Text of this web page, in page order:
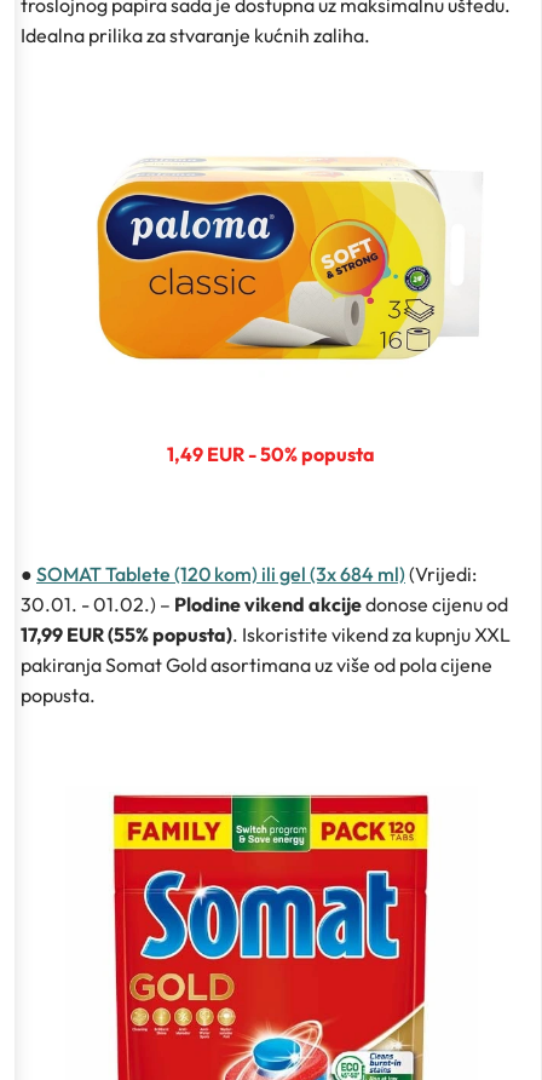
Idealna prilika za stvaranje kućnih zaliha.
1,49 EUR - 50% popusta
● SOMAT Tablete (120 kom) ili gel (3x 684 ml) (Vrijedi:
30.01. - 01.02.) – Plodine vikend akcijedonose cijenu od
17,99 EUR (55% popusta). Iskoristite vikend za kupnju XXL
pakiranja Somat Gold asortimana uz više od pola cijene
popusta.